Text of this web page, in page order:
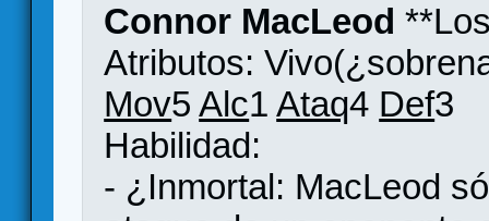
Connor MacLeod
Atributos:
Mov5Alc1Ataq4 Def3
Habilidad:
- ¿Inmortal: MacLeod